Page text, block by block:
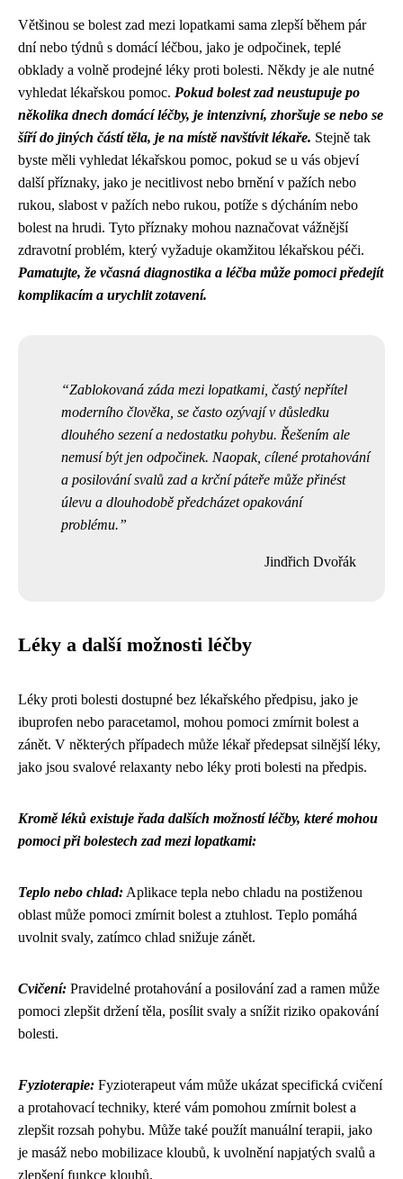
Většinou se bolest zad mezi lopatkami sama zlepší během pár
dní nebo týdnů s domácí léčbou, jako je odpočinek, teplé
obklady a volně prodejné léky proti bolesti. Někdy je ale nutné
vyhledat lékařskou pomoc. Pokud bolest zad neustupuje po
několika dnech domácí léčby, je intenzivní, zhoršuje se nebo se
šíří do jiných částí těla, je na místě navštívit lékaře. Stejně tak
byste měli vyhledat lékařskou pomoc, pokud se u vás objeví
další příznaky, jako je necitlivost nebo brnění v pažích nebo
rukou, slabost v pažích nebo rukou, potíže s dýcháním nebo
bolest na hrudi. Tyto příznaky mohou naznačovat vážnější
zdravotní problém, který vyžaduje okamžitou lékařskou péči.
Pamatujte, že včasná diagnostika a léčba může pomoci předejít
komplikacím a urychlit zotavení.
Zablokovaná záda mezi lopatkami, častý nepřítel
moderního člověka, se často ozývají v důsledku
dlouhého sezení a nedostatku pohybu. Řešením ale
nemusí být jen odpočinek. Naopak, cílené protahování
a posilování svalů zad a krční páteře může přinést
úlevu a dlouhodobě předcházet opakování
problému.
Jindřich Dvořák
Léky a další možnosti léčby
Léky proti bolesti dostupné bez lékařského předpisu, jako je
ibuprofen nebo paracetamol, mohou pomoci zmírnit bolest a
zánět. V některých případech může lékař předepsat silnější léky,
jako jsou svalové relaxanty nebo léky proti bolesti na předpis.
Kromě léků existuje řada dalších možností léčby, které mohou
pomoci při bolestech zad mezi lopatkami:
Teplo nebo chlad: Aplikace tepla nebo chladu na postiženou
oblast může pomoci zmírnit bolest a ztuhlost. Teplo pomáhá
uvolnit svaly, zatímco chlad snižuje zánět.
Cvičení: Pravidelné protahování a posilování zad a ramen může
pomoci zlepšit držení těla, posílit svaly a snížit riziko opakování
bolesti.
Fyzioterapie: Fyzioterapeut vám může ukázat specifická cvičení
a protahovací techniky, které vám pomohou zmírnit bolest a
zlepšit rozsah pohybu. Může také použít manuální terapii, jako
je masáž nebo mobilizace kloubů, k uvolnění napjatých svalů a
zlepšení funkce kloubů.